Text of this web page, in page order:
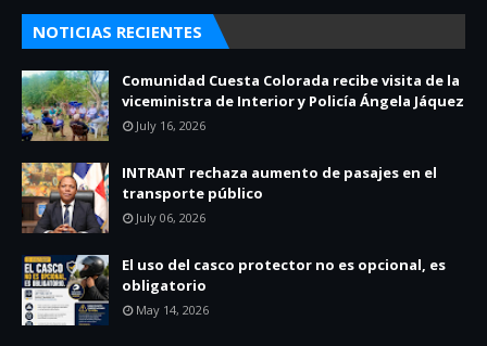
NOTICIAS RECIENTES
Comunidad Cuesta Colorada recibe visita de la
viceministra de Interior y Policía Ángela Jáquez
July 16, 2026
INTRANT rechaza aumento de pasajes en el
transporte público
July 06, 2026
El uso del casco protector no es opcional, es
obligatorio
May 14, 2026